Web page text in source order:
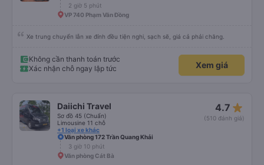
2 giờ 5 phút
VP 740 Phạm Văn Đồng
Xe trung chuyển lẫn xe đính đều tiện nghi, sạch sẽ, giá cả phải chăng.
Không cần thanh toán trước
Xác nhận chỗ ngay lập tức
Xem giá
Daiichi Travel
Sơ đồ 45 (Chuẩn)
Limousine 11 chỗ
+1 loại xe khác
4.7 star_rate
(510 đánh giá)
Văn phòng 172 Trần Quang Khải
3 giờ 10 phút
Văn phòng Cát Bà